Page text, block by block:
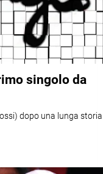
singolo da
dopo una lunga storia